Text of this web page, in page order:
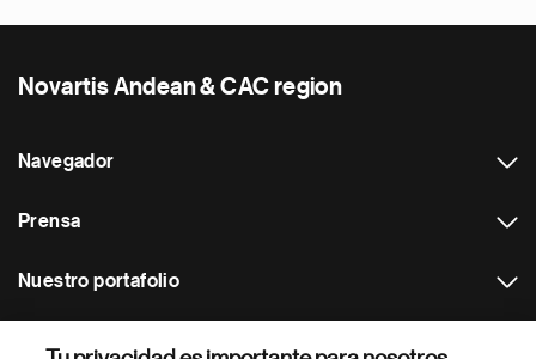
Novartis Andean & CAC region
Navegador
Prensa
Nuestro portafolio